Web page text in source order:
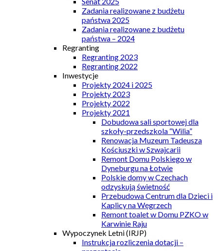
Zadania realizowane z budżetu
państwa 2025
Zadania realizowane z budżetu
państwa – 2024
Regranting
Regranting 2023
Regranting 2022
Inwestycje
Projekty 2024 i 2025
Projekty 2023
Projekty 2022
Projekty 2021
Dobudowa sali sportowej dla
szkoły-przedszkola “Wilia”
Renowacja Muzeum Tadeusza
Kościuszki w Szwajcarii
Remont Domu Polskiego w
Dyneburgu na Łotwie
Polskie domy w Czechach
odzyskują świetność
Przebudowa Centrum dla Dzieci i
Kaplicy na Węgrzech
Remont toalet w Domu PZKO w
Karwinie Raju
Wypoczynek Letni (IRJP)
Instrukcja rozliczenia dotacji –